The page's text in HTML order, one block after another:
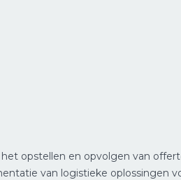
opstellen en opvolgen van
van logistieke oplossingen